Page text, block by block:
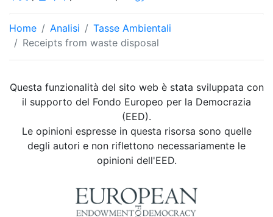
Home Analisi
Tasse Ambientali
Receipts from waste disposal
Questa funzionalità del sito web è stata sviluppata con
il supporto del Fondo Europeo per la Democrazia
(EED).
Le opinioni espresse in questa risorsa sono quelle
degli autori e non riflettono necessariamente le
opinioni dell'EED.